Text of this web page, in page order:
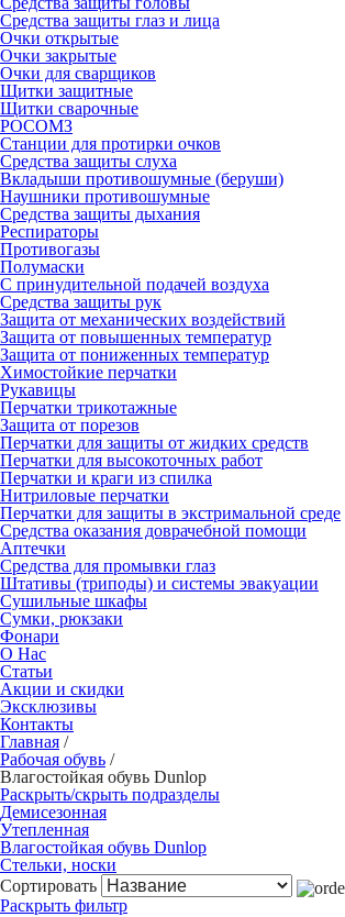
Средства защиты глаз и лица
Очки открытые
Очки закрытые
Очки для сварщиков
Щитки защитные
Щитки сварочные
РОСОМЗ
Станции для протирки очков
Средства защиты слуха
Вкладыши противошумные (беруши)
Наушники противошумные
Средства защиты дыхания
Респираторы
Противогазы
Полумаски
С принудительной подачей воздуха
Средства защиты рук
Защита от механических воздействий
Защита от повышенных температур
Защита от пониженных температур
Химостойкие перчатки
Рукавицы
Перчатки трикотажные
Защита от порезов
Перчатки для защиты от жидких средств
Перчатки для высокоточных работ
Перчатки и краги из спилка
Нитриловые перчатки
Перчатки для защиты в экстримальной среде
Средства оказания доврачебной помощи
Аптечки
Средства для промывки глаз
Штативы (триподы) и системы эвакуации
Сушильные шкафы
Сумки, рюкзаки
Фонари
О Нас
Статьи
Акции и скидки
Эксклюзивы
Контакты
Главная /
Рабочая обувь /
Влагостойкая обувь Dunlop
Раскрыть/скрыть подразделы
Демисезонная
Утепленная
Влагостойкая обувь Dunlop
Стельки, носки
Сортировать
Раскрыть фильтр